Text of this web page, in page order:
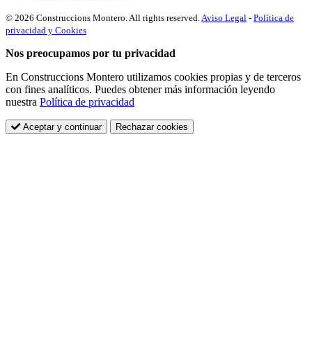
© 2026 Construccions Montero. All rights reserved. Aviso Legal - Política de
privacidad y Cookies
Nos preocupamos por tu privacidad
En Construccions Montero utilizamos cookies propias y de terceros
con fines analíticos. Puedes obtener más información leyendo
nuestra Política de privacidad
Aceptar y continuar Rechazar cookies